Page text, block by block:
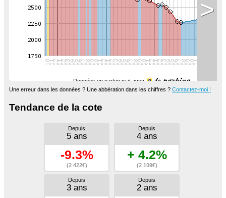
Données en partenariat avec
>
Une erreur dans les données ? Une abbération dans les chiffres ? Contactez-moi !
Tendance de la cote
Depuis
5 ans
-9.3%
(2 422€)
Depuis
4 ans
+ 4.2%
(2 109€)
Depuis
3 ans
Depuis
2 ans